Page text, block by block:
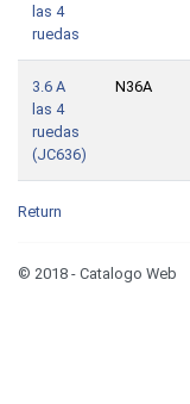
las 4
ruedas
3.6 A
las 4
ruedas
(JC636)
N36A
Return
© 2018 - Catalogo Web